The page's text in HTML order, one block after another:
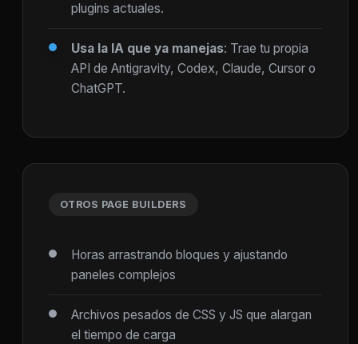
plugins actuales.
Usa la IA que ya manejas: Trae tu propia
API de Antigravity, Codex, Claude, Cursor o
ChatGPT.
OTROS PAGE BUILDERS
Horas arrastrando bloques y ajustando
paneles complejos
Archivos pesados de CSS y JS que alargan
el tiempo de carga